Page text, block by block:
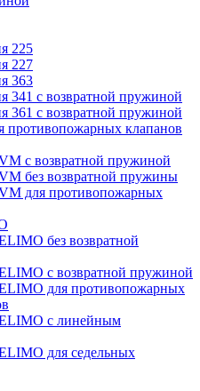
225
227
363
341 с возвратной пружиной
361 с возвратной пружиной
противопожарных клапанов
с возвратной пружиной
без возвратной пружины
для противопожарных
без возвратной
с возвратной пружиной
для противопожарных
с линейным
для седельных